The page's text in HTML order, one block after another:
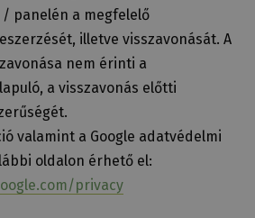
panelén a megfelelő
illetve visszavonását. A
nem érinti a
a visszavonás előtti
valamint a Google adatvédelmi
oldalon érhető el:
privacy